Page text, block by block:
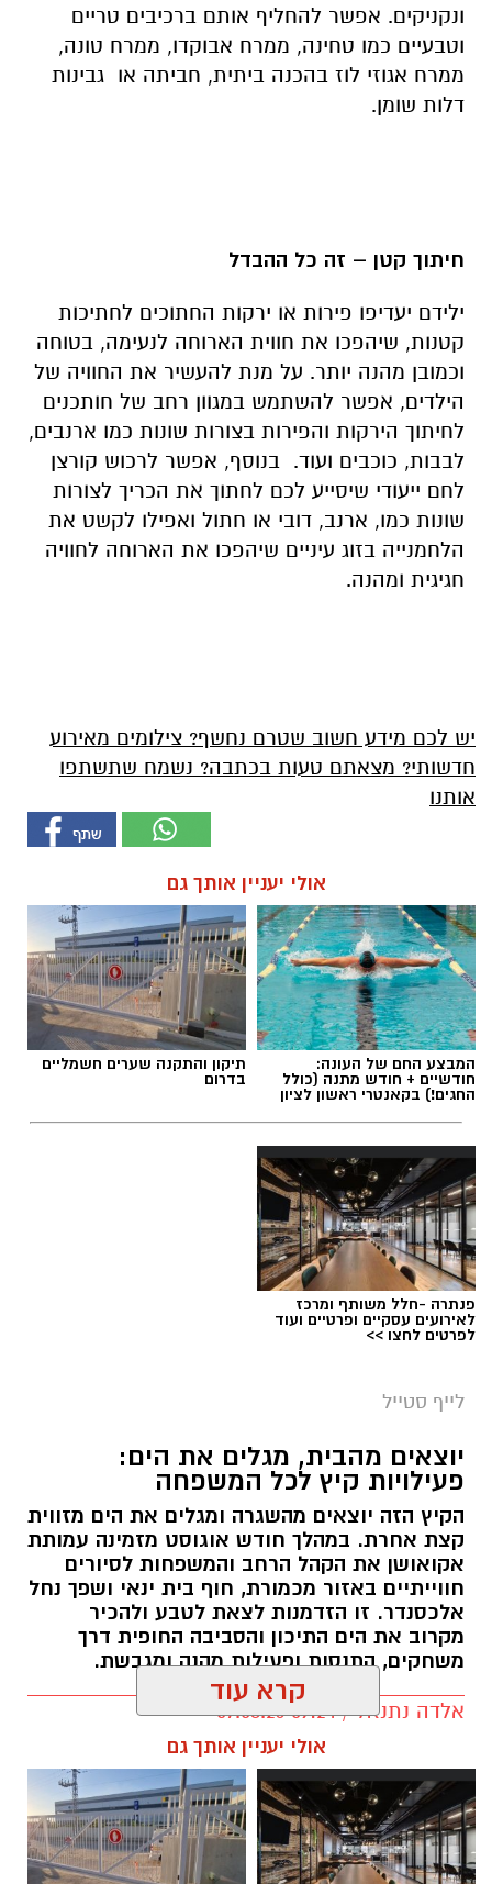
ונקניקים. אפשר להחליף אותם ברכיבים טריים
וטבעיים כמו טחינה, ממרח אבוקדו, ממרח טונה,
ממרח אגוזי לוז בהכנה ביתית, חביתה או גבינות
דלות שומן.
חיתוך קטן – זה כל ההבדל
ילידם יעדיפו פירות או ירקות החתוכים לחתיכות
קטנות, שיהפכו את חווית הארוחה לנעימה, בטוחה
וכמובן מהנה יותר. על מנת להעשיר את החוויה של
הילדים, אפשר להשתמש במגוון רחב של חותכנים
לחיתוך הירקות והפירות בצורות שונות כמו ארנבים,
לבבות, כוכבים ועוד. בנוסף, אפשר לרכוש קורצן
לחם ייעודי שיסייע לכם לחתוך את הכריך לצורות
שונות כמו, ארנב, דובי או חתול ואפילו לקשט את
הלחמנייה בזוג עיניים שיהפכו את הארוחה לחוויה
חגיגית ומהנה.
יש לכם מידע חשוב שטרם נחשף? צילומים מאירוע
חדשותי? מצאתם טעות בכתבה? נשמח שתשתפו
אותנו
אולי יעניין אותך גם
המבצע החם של העונה:
חודשיים + חודש מתנה (כולל
החגים!) בקאנטרי ראשון לציון
תיקון והתקנה שערים חשמליים
בדרום
פנתרה -חלל משותף ומרכז
לאירועים עסקיים ופרטיים ועוד
לפרטים לחצו >>
לייף סטייל
יוצאים מהבית, מגלים את הים:
פעילויות קיץ לכל המשפחה
הקיץ הזה יוצאים מהשגרה ומגלים את הים מזווית
קצת אחרת. במהלך חודש אוגוסט מזמינה עמותת
אקואושן את הקהל הרחב והמשפחות לסיורים
חווייתיים באזור מכמורת, חוף בית ינאי ושפך נחל
אלכסנדר. זו הזדמנות לצאת לטבע ולהכיר
מקרוב את הים התיכון והסביבה החופית דרך
משחקים, התנסות ופעילות מהנה ומגבשת.
אלדה נתנאל / 09:24 07.08.26
קרא עוד
אולי יעניין אותך גם